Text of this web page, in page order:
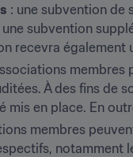
: une subvention de
subvention
recevra également
membres
À des fins de
mis en place. En
membres
notamment